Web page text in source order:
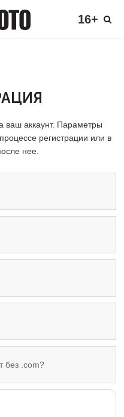
16+
аккаунт. Параметры
регистрации или в
нее.